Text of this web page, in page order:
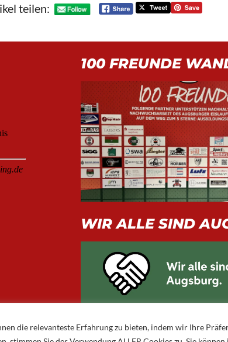
die relevanteste Erfahrung zu bieten, indem wir Ihre
teilen:
100 FREUNDE
WIR ALLE SIND